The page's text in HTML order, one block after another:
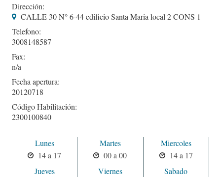
Dirección:
CALLE 30 N° 6-44 edificio Santa Maria local 2 CONS 1
Telefono:
3008148587
Fax:
Fecha apertura:
20120718
Código Habilitación:
2300100840
Lunes
14 a 17
Martes
00 a 00
Miercoles
14 a 17
Jueves
Viernes
Sabado